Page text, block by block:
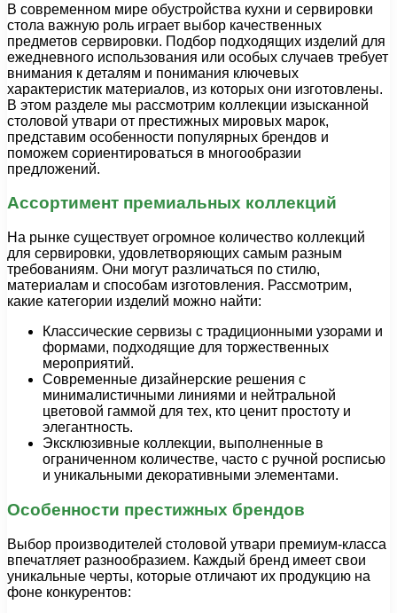
В современном мире обустройства кухни и сервировки
стола важную роль играет выбор качественных
предметов сервировки. Подбор подходящих изделий для
ежедневного использования или особых случаев требует
внимания к деталям и понимания ключевых
характеристик материалов, из которых они изготовлены.
В этом разделе мы рассмотрим коллекции изысканной
столовой утвари от престижных мировых марок,
представим особенности популярных брендов и
поможем сориентироваться в многообразии
предложений.
Ассортимент премиальных коллекций
На рынке существует огромное количество коллекций
для сервировки, удовлетворяющих самым разным
требованиям. Они могут различаться по стилю,
материалам и способам изготовления. Рассмотрим,
какие категории изделий можно найти:
Классические сервизы с традиционными узорами и
формами, подходящие для торжественных
мероприятий.
Современные дизайнерские решения с
минималистичными линиями и нейтральной
цветовой гаммой для тех, кто ценит простоту и
элегантность.
Эксклюзивные коллекции, выполненные в
ограниченном количестве, часто с ручной росписью
и уникальными декоративными элементами.
Особенности престижных брендов
Выбор производителей столовой утвари премиум-класса
впечатляет разнообразием. Каждый бренд имеет свои
уникальные черты, которые отличают их продукцию на
фоне конкурентов: